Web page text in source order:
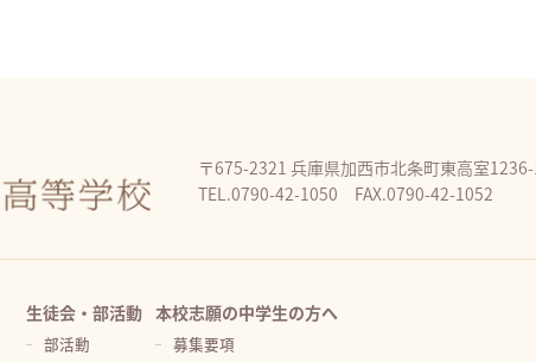
〒675-2321 兵庫県加西市北条町東高室
TEL.0790-42-1050 FAX.0790-42-1052
生徒会・部活動
部活動
本校志願の中学生の方へ
募集要項